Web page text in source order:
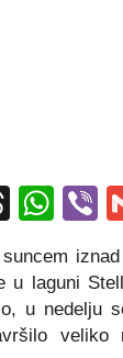
u laguni
u nedelju
veliko